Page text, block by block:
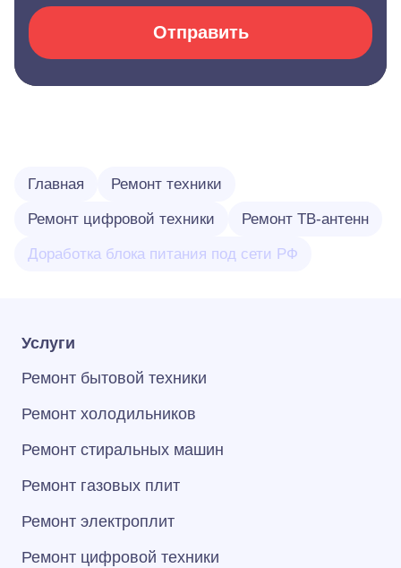
Отправить
Главная Ремонт техники
Ремонт цифровой техники Ремонт ТВ-антенн
Доработка блока питания под сети РФ
Услуги
Ремонт бытовой техники
Ремонт холодильников
Ремонт стиральных машин
Ремонт газовых плит
Ремонт электроплит
Ремонт цифровой техники